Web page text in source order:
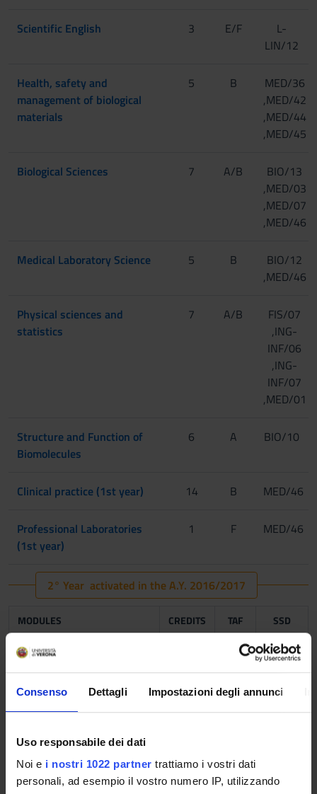
Consenso Dettagli Impostazioni degli annunci
Uso responsabile dei dati
Noi e i nostri 1022 partner trattiamo i vostri dati
personali, ad esempio il vostro numero IP, utilizzando
Scientific English 3 E/F
L-
LIN/12
Health, safety and
management of biological
materials
5 B
MED/36
,MED/42
,MED/44
,MED/45
Biological Sciences 7 A/B
BIO/13
,MED/03
,MED/07
,MED/46
Medical Laboratory Science 5 B
BIO/12
,MED/46
Physical sciences and
statistics
7 A/B
FIS/07
,ING-
INF/06
,ING-
INF/07
,MED/01
Structure and Function of
Biomolecules
6 A BIO/10
Clinical practice (1st year) 14 B MED/46
Professional Laboratories
(1st year)
1 F MED/46
2° Year activated in the A.Y. 2016/2017
MODULES CREDITS TAF SSD
Diagnostic Methodologies of
Pathological Anatomy
MED/08
,MED/46
Methods in the Diagnostic
8 B
MED/07
Diagnostic Methodologies of
6 B
MED/05